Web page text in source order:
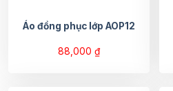
Áo đồng phục lớp AOP12
88,000 ₫